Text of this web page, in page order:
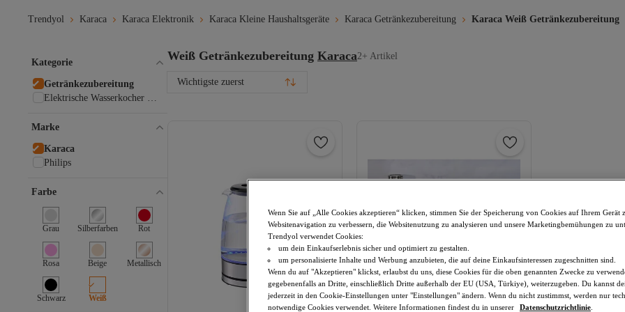
Trendyol Karaca Karaca Elektronik Karaca Kleine Haushaltsgeräte Karaca Getränkezubereitung Karaca Weiß Getränkezubereitung
Weiß Getränkezubereitung Karaca2+ Artikel
Wichtigste zuerst
Kategorie
Getränkezubereitung
Elektrische Wasserkocher &
Marke
Karaca
Philips
Farbe
Grau Silberfarben Rot
Rosa Beige Metallisch
Schwarz Weiß
Wenn Sie auf „Alle Cookies akzeptieren“ klicken, stimmen Sie der Speicherung von Cookies auf Ihrem Gerät
Websitenavigation zu verbessern, die Websitenutzung zu analysieren und unsere Marketingbemühungen zu
Trendyol verwendet Cookies:
um dein Einkaufserlebnis sicher und optimiert zu gestalten.
um personalisierte Inhalte und Werbung anzubieten, die auf deine Einkaufsinteressen zugeschnitten sind.
Wenn du auf "Akzeptieren" klickst, erlaubst du uns, diese Cookies für die oben genannten Zwecke zu
gegebenenfalls an Dritte, einschließlich Dritte außerhalb der EU (USA, Türkiye), weiterzugeben. Du kannst
jederzeit in den Cookie-Einstellungen unter "Einstellungen" ändern. Wenn du nicht zustimmst, werden nur
notwendige Cookies verwendet. Weitere Informationen findest du in unserer
Datenschutzrichtlinie